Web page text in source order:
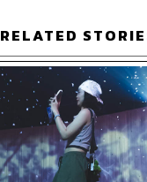
ABOUT THE
ภัทรณกัญ อนันเต่า
กองบรรณาธิการคัลเจ
STANDARD
RELATED